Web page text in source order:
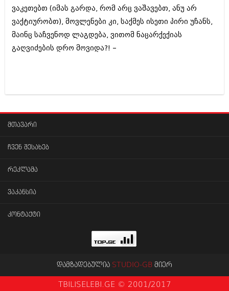
მაისი 2018 (211)
აპრილი 2018 (194)
მარტი 2018 (256)
თებერვალი 2018 (208)
იანვარი 2018 (215)
სექტემბერი 2017 (261)
ივლისი 2017 (233)
აპრილი 2017 (220)
ნოემბერი 2016 (207)
სექტემბერი 2016 (224)
ივნისი 2016 (221)
აპრილი 2016 (215)
მარტი 2016 (200)
თებერვალი 2016 (250)
არქივის ზომის ნახვა
ვაკეთებთ (იმას გარდა, რომ არც ვაშავებთ, ანუ არ
ვაქტიურობთ), მოვლენები კი, საქმეს ისეთი პირი უჩანს,
მაინც საჩვენოდ ლაგდება, ვითომ ნაცარქექიას
გაღვიძების დრო მოვიდა?! –
მთავარი
ჩვენ შესახებ
რეკლამა
ვაკანსია
კონტაქტი
დამზადებულია STUDIO-GB მიერ
TBILISELEBI.GE © 2001/2017